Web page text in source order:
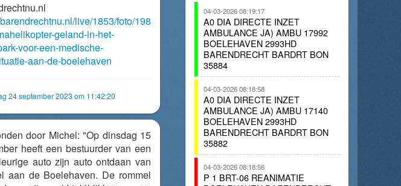
live/1853/foto/198
geland-in-het-
voor-een-medische-
aan-de-boelehaven
24 september 2023 om 11:42:20
door Michel: "Op dinsdag 15
heeft een bestuurder van een
auto zijn auto ontdaan van
aan de Boelehaven. De rommel
04-03-2026 08:19:17
A0 DIA DIRECTE INZET
AMBULANCE JA) AMBU 17992
BOELEHAVEN 2993HD
BARENDRECHT BARDRT BON
35884
04-03-2026 08:18:58
A0 DIA DIRECTE INZET
AMBULANCE JA) AMBU 17140
BOELEHAVEN 2993HD
BARENDRECHT BARDRT BON
35882
04-03-2026 08:18:56
P 1 BRT-06 REANIMATIE